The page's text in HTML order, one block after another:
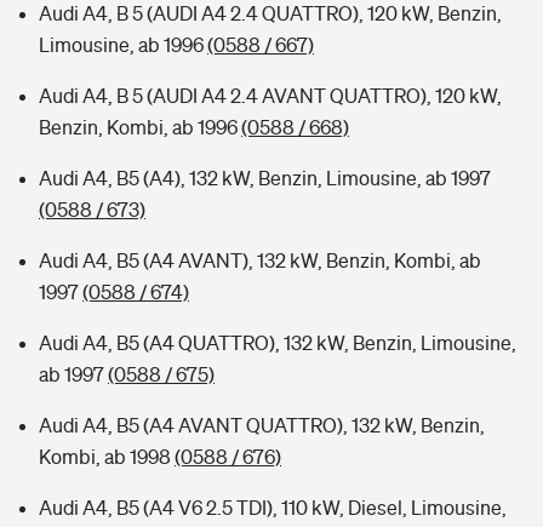
Audi A4, B 5 (AUDI A4 2.4 QUATTRO), 120 kW, Benzin,
Limousine, ab 1996(0588 / 667)
Audi A4, B 5 (AUDI A4 2.4 AVANT QUATTRO), 120 kW,
Benzin, Kombi, ab 1996(0588 / 668)
Audi A4, B5 (A4), 132 kW, Benzin, Limousine, ab 1997
(0588 / 673)
Audi A4, B5 (A4 AVANT), 132 kW, Benzin, Kombi, ab
1997(0588 / 674)
Audi A4, B5 (A4 QUATTRO), 132 kW, Benzin, Limousine,
ab 1997(0588 / 675)
Audi A4, B5 (A4 AVANT QUATTRO), 132 kW, Benzin,
Kombi, ab 1998 (0588 / 676)
Audi A4, B5 (A4 V6 2.5 TDI), 110 kW, Diesel, Limousine,